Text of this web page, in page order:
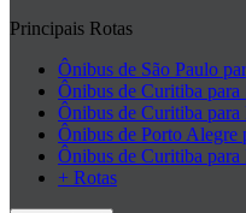
Principais Rotas
Ônibus de São Paulo
Ônibus de Curitiba para
Ônibus de Curitiba
Ônibus de Porto Alegre
Ônibus de Curitiba para
+ Rotas